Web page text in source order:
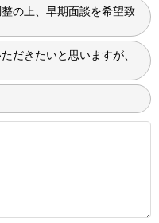
の上、早期面談を希望致
だきたいと思いますが、